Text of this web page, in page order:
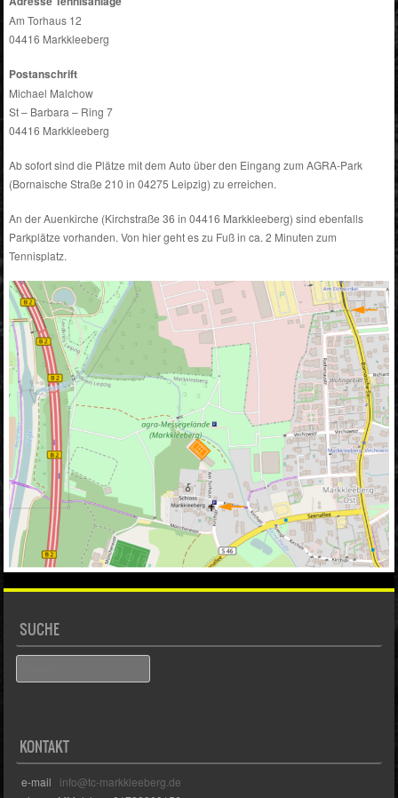
Am Torhaus 12
04416 Markkleeberg
Postanschrift
Michael Malchow
St – Barbara – Ring 7
04416 Markkleeberg
Ab sofort sind die Plätze mit dem Auto über den Eingang zum AGRA-Park
(Bornaische Straße 210 in 04275 Leipzig) zu erreichen.
An der Auenkirche (Kirchstraße 36 in 04416 Markkleeberg) sind ebenfalls
Parkplätze vorhanden. Von hier geht es zu Fuß in ca. 2 Minuten zum
Tennisplatz.
SUCHE
KONTAKT
e-mail info@tc-markkleeberg.de